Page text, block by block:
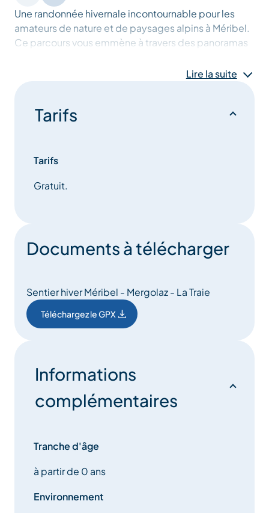
Une randonnée hivernale incontournable pour les
amateurs de nature et de paysages alpins à Méribel.
Ce parcours vous emmène à travers des panoramas
sereines, offrant une expérience unique au cœur des
Lire la suite
Tarifs
Tarifs
Gratuit.
Documents à télécharger
Sentier hiver Méribel - Mergolaz - La Traie
Téléchargez le GPX
Informations
complémentaires
Tranche d'âge
à partir de 0 ans
Environnement